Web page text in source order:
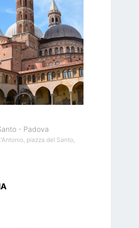
- Padova
piazza del Santo,